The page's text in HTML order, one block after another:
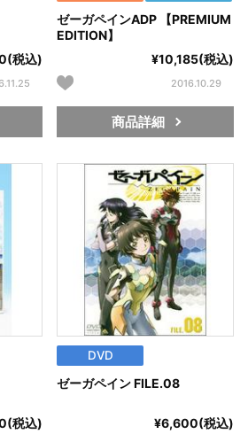
税込)
ゼーガペインADP 【PREMIUM
EDITION】
¥10,185(税込)
2016.10.29
商品詳細
税込)
DVD
ゼーガペイン FILE.08
¥6,600(税込)